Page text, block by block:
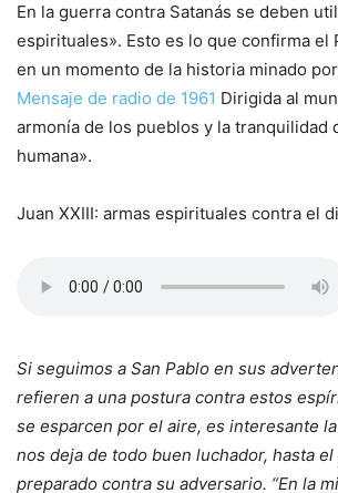
En la guerra contra Satanás se deben
espirituales». Esto es lo que confirma el
en un momento de la historia minado
Mensaje de radio de 1961 Dirigida al
armonía de los pueblos y la tranquilidad
humana».
Juan XXIII: armas espirituales contra el
Si seguimos a San Pablo en sus
refieren a una postura contra estos
se esparcen por el aire, es interesante
nos deja de todo buen luchador, hasta
preparado contra su adversario. “En la